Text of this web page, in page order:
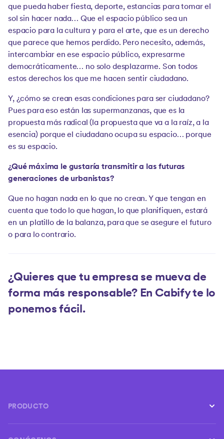
que pueda haber fiesta, deporte, estancias para tomar el
sol sin hacer nada… Que el espacio público sea un
espacio para la cultura y para el arte, que es un derecho
que parece que hemos perdido. Pero necesito, además,
intercambiar en ese espacio público, expresarme
democráticamente… no solo desplazarme. Son todos
estos derechos los que me hacen sentir ciudadano.
Y, ¿cómo se crean esas condiciones para ser ciudadano?
Pues para eso están las supermanzanas, que es la
propuesta más radical (la propuesta que va a la raíz, a la
esencia) porque el ciudadano ocupa su espacio… porque
es su espacio.
¿Qué máxima le gustaría transmitir a las futuras
generaciones de urbanistas?
Que no hagan nada en lo que no crean. Y que tengan en
cuenta que todo lo que hagan, lo que planifiquen, estará
en un platillo de la balanza, para que se asegure el futuro
o para lo contrario.
¿Quieres que tu empresa se mueva de
forma más responsable? En Cabify te lo
ponemos fácil.
PRODUCTO